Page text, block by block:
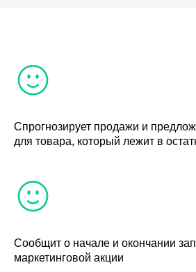
Спрогнозирует продажи и
для товара, который лежит в
Сообщит о начале и окончании
маркетинговой акции